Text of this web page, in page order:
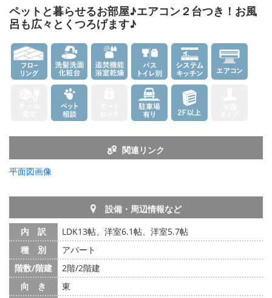
ペットと暮らせるお部屋♪エアコン２台つき！お風
呂も広々とくつろげます♪
関連リンク
平面図画像
設備・周辺情報など
内 訳
LDK13帖、洋室6.1帖、洋室5.7帖
種 別
アパート
階数/階建
2階/2階建
向 き
東